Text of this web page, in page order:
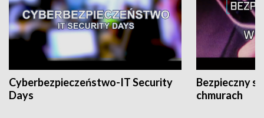
Cyberbezpieczeństwo-IT Security
Days
Bezpieczny
chmurach